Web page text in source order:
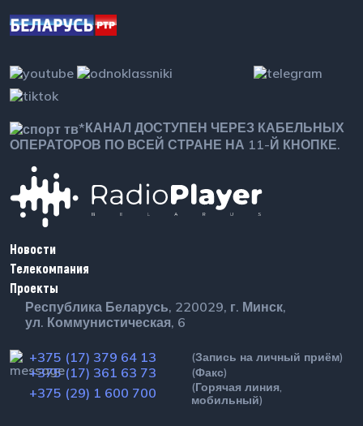
*КАНАЛ ДОСТУПЕН ЧЕРЕЗ КАБЕЛЬНЫХ
ОПЕРАТОРОВ ПО ВСЕЙ СТРАНЕ НА 11-Й КНОПКЕ.
Новости
Телекомпания
Проекты
Республика Беларусь, 220029, г. Минск,
ул. Коммунистическая, 6
+375 (17) 379 64 13 (Запись на личный приём)
+375 (17) 361 63 73 (Факс)
+375 (29) 1 600 700 (Горячая линия, мобильный)